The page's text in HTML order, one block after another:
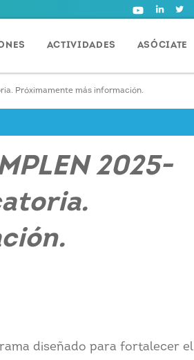
ACTIVIDADES ASÓCIATE
Próximamente más información.
2025-
diseñado para fortalecer el